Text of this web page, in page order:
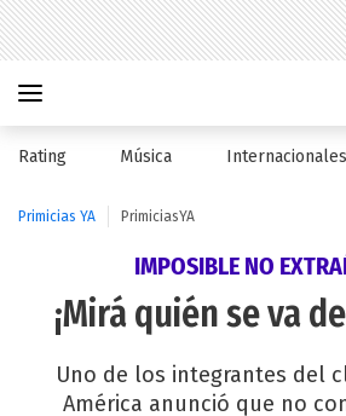
Rating Música Internacionales
Primicias YA PrimiciasYA
IMPOSIBLE NO
¡Mirá quién se va
Uno de los integrantes del
América anunció que no